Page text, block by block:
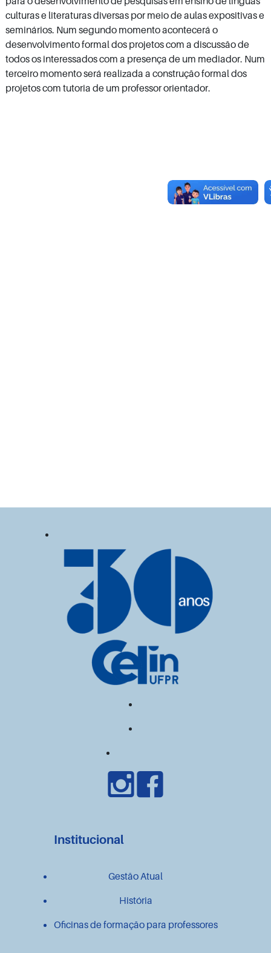
culturas e literaturas diversas por meio de aulas expositivas e
seminários. Num segundo momento acontecerá o
desenvolvimento formal dos projetos com a discussão de
todos os interessados com a presença de um mediador. Num
terceiro momento será realizada a construção formal dos
projetos com tutoria de um professor orientador.
Institucional
Gestão Atual
História
Oficinas de formação para professores